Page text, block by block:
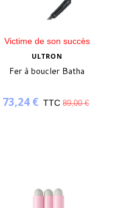
Victime de son succès
ULTRON
Fer à boucler Batha
73,24 € TTC 89,00 €